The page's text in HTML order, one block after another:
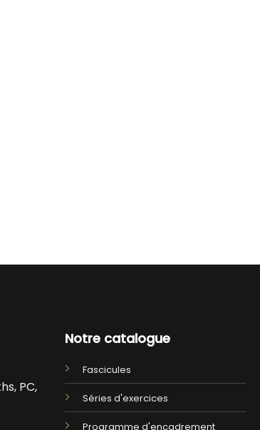
PC,
Notre catalogue
Fascicules
Séries d'exercices
Programme d'encadrement